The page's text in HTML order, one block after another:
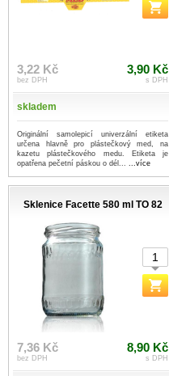
3,22 Kč
bez DPH
3,90 Kč
s DPH
skladem
Originální samolepicí univerzální etiketa
určena hlavně pro plástečkový med, na
kazetu plástečkového medu. Etiketa je
opatřena pečetní páskou o dél... ...více
Sklenice Facette 580 ml TO 82
7,36 Kč
bez DPH
8,90 Kč
s DPH